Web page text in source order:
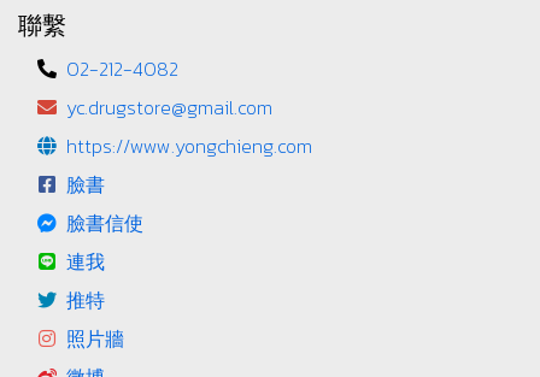
聯繫
02-212-4082
yc.drugstore@gmail.com
https://www.yongchieng.com
臉書
臉書信使
連我
推特
照片牆